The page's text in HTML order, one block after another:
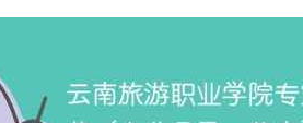
材料成型及控制工程